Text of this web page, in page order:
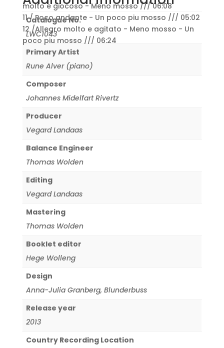
molto e giocoso - Meno mosso /// 06:08
11 / Poco andante - Un poco piu mosso /// 05:02
12 /Allegro molto e agitato - Meno mosso - Un
poco piu mosso /// 06:24
Catalogue No.
LWC1043
Primary Artist
Rune Alver (piano)
Composer
Johannes Midelfart Rivertz
Producer
Vegard Landaas
Balance Engineer
Thomas Wolden
Editing
Vegard Landaas
Mastering
Thomas Wolden
Booklet editor
Hege Wolleng
Design
Anna-Julia Granberg, Blunderbuss
Release year
2013
Country Recording Location